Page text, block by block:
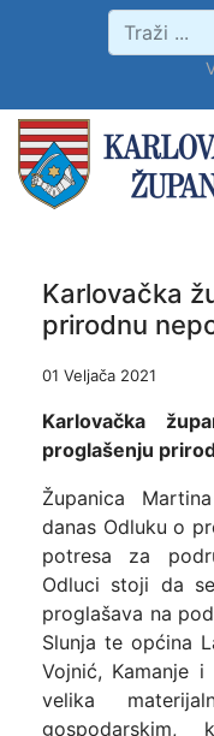
Karlovačka
prirodnu
01 Veljača 2021
Karlovačka
proglašenju
Županica
danas Odluku o
potresa za
Odluci stoji da
proglašava na
Slunja te općina
Vojnić, Kamanje
velika